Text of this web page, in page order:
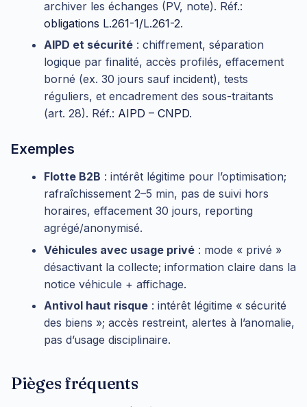
archiver les échanges (PV, note). Réf.:
obligations L.261-1/L.261-2.
AIPD et sécurité : chiffrement, séparation
logique par finalité, accès profilés, effacement
borné (ex. 30 jours sauf incident), tests
réguliers, et encadrement des sous-traitants
(art. 28). Réf.: AIPD – CNPD.
Exemples
Flotte B2B : intérêt légitime pour l’optimisation;
rafraîchissement 2–5 min, pas de suivi hors
horaires, effacement 30 jours, reporting
agrégé/anonymisé.
Véhicules avec usage privé : mode « privé »
désactivant la collecte; information claire dans la
notice véhicule + affichage.
Antivol haut risque : intérêt légitime « sécurité
des biens »; accès restreint, alertes à l’anomalie,
pas d’usage disciplinaire.
Pièges fréquents